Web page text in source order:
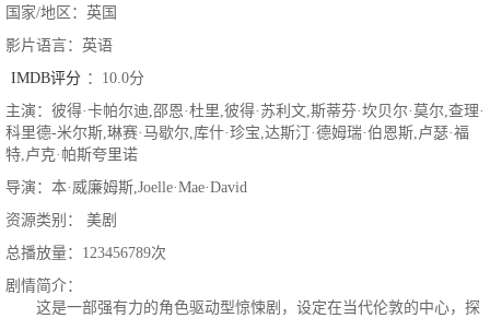
国家/地区：英国
影片语言：英语
IMDB评分 ：10.0分
主演：彼得·卡帕尔迪,邵恩·杜里,彼得·苏利文,斯蒂芬·坎贝尔·莫尔,查理·
科里德-米尔斯,琳赛·马歇尔,库什·珍宝,达斯汀·德姆瑞·伯恩斯,卢瑟·福
特,卢克·帕斯夸里诺
导演：本·威廉姆斯,Joelle·Mae·David
资源类别： 美剧
总播放量：123456789次
剧情简介：
这是一部强有力的角色驱动型惊悚剧，设定在当代伦敦的中心，探